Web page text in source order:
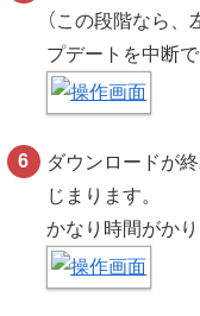
（この段階なら、
プデートを中断で
ダウンロードが
じまります。
かなり時間がかり